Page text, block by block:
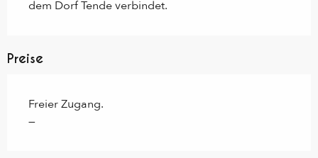
dem Dorf Tende verbindet.
Preise
Freier Zugang.
—